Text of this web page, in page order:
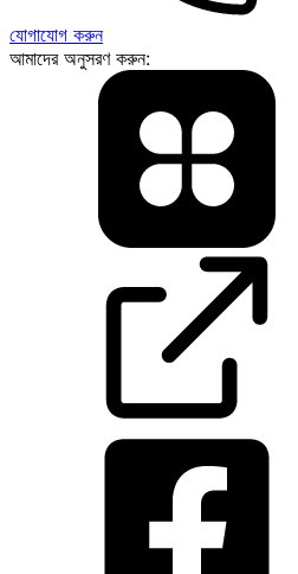
যোগাযোগ করুন
আমাদের অনুসরণ করুন: